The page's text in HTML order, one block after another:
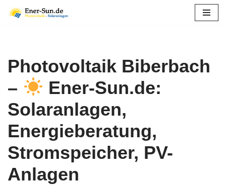
Photovoltaik Biberbach
–
Ener-Sun.de:
Solaranlagen,
Energieberatung,
Stromspeicher, PV-
Anlagen